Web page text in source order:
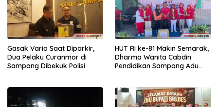
Gasak Vario Saat Diparkir,
Dua Pelaku Curanmor di
Sampang Dibekuk Polisi
HUT RI ke-81 Makin Semarak,
Dharma Wanita Cabdin
Pendidikan Sampang Adu